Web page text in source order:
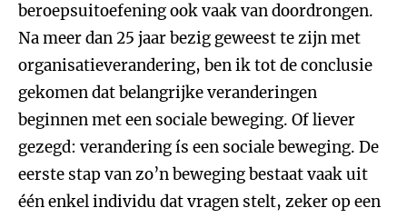
beroepsuitoefening ook vaak van doordrongen.
Na meer dan 25 jaar bezig geweest te zijn met
organisatieverandering, ben ik tot de conclusie
gekomen dat belangrijke veranderingen
beginnen met een sociale beweging. Of liever
gezegd: verandering ís een sociale beweging. De
eerste stap van zo’n beweging bestaat vaak uit
één enkel individu dat vragen stelt, zeker op een